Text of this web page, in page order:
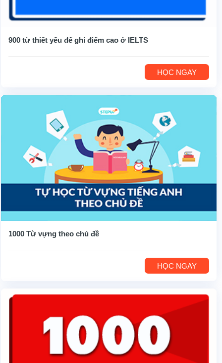
900 từ thiết yếu để ghi điểm cao ở IELTS
HỌC NGAY
1000 Từ vựng theo chủ đề
HỌC NGAY